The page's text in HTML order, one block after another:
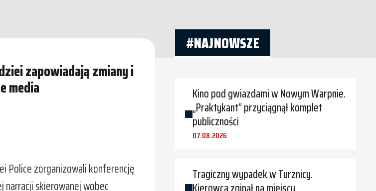
zapowiadają zmiany i
media
Police zorganizowali konferencję
skierowanej wobec
#NAJNOWSZE
Kino pod gwiazdami w Nowym Warpnie.
„Praktykant” przyciągnął komplet
publiczności
07.08.2026
Tragiczny wypadek w Turznicy.